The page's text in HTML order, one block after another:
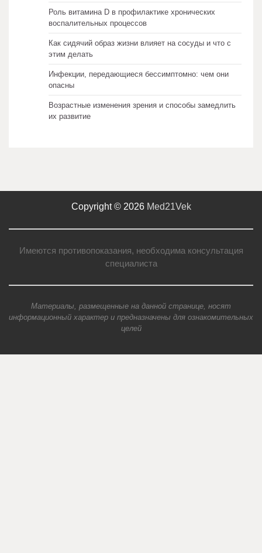
Роль витамина D в профилактике хронических
воспалительных процессов
Как сидячий образ жизни влияет на сосуды и что с
этим делать
Инфекции, передающиеся бессимптомно: чем они
опасны
Возрастные изменения зрения и способы замедлить
их развитие
Copyright © 2026 Med21Vek
Имеются противопоказания, необходима консультация
специалиста
Материалы, размещенные на данной странице, носят
информационный характер и предназначены для ознакомительных
целей